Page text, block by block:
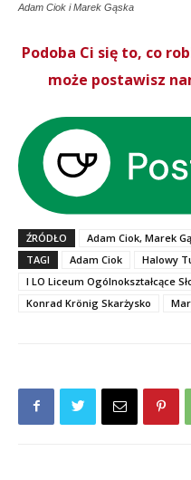
Adam Ciok i Marek Gąska
Podoba Ci się to, co
może postawisz
ŹRÓDŁO
Adam Ciok, Marek
TAGI
Adam Ciok
Halowy
I LO Liceum Ogólnokształcące
Konrad Krönig Skarżysko